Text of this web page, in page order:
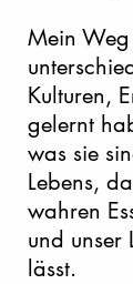
Mein
Kulturen,
gelernt
was sie
Lebens,
wahren
und unser
lässt.